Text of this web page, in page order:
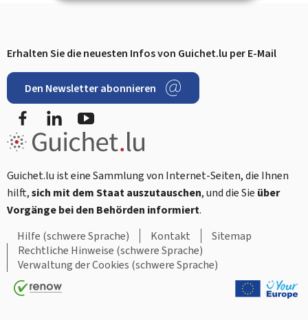
Footer
Erhalten Sie die neuesten Infos von Guichet.lu per E-Mail
Den Newsletter abonnieren
FacebookLinkedIn
Guichet.lu ist eine Sammlung von Internet-Seiten, die Ihnen
hilft,sich mit dem Staat auszutauschen, und die Sie über
Vorgänge bei den Behörden informiert.
Hilfe (schwere Sprache)
Kontakt
Sitemap
Rechtliche Hinweise (schwere Sprache)
Verwaltung der Cookies (schwere Sprache)